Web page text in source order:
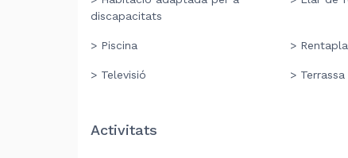
discapacitats
> Piscina >
> Televisió > Terrassa
Activitats